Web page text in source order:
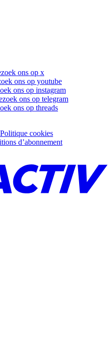
ons op x
ons op youtube
ons op instagram
ons op telegram
ons op threads
Politique cookies
d’abonnement